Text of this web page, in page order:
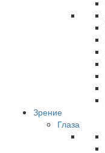
Зрение
Глаза